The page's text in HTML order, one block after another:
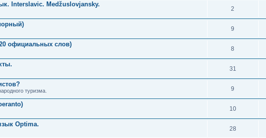
Interslavic. Medžuslovjansky.
2
9
официальных слов)
8
31
туризма. 9
10
Optima.
28